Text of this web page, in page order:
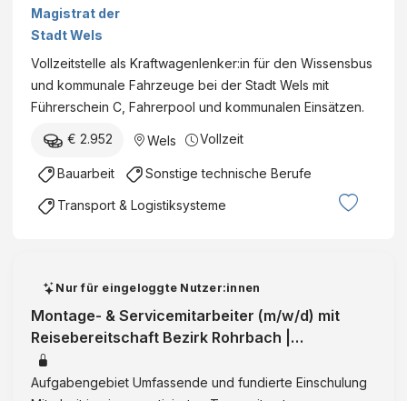
Magistrat der
Stadt Wels
Vollzeitstelle als Kraftwagenlenker:in für den Wissensbus
und kommunale Fahrzeuge bei der Stadt Wels mit
Führerschein C, Fahrerpool und kommunalen Einsätzen.
€ 2.952 Wels Vollzeit
Bauarbeit Sonstige technische Berufe
Transport & Logistiksysteme
Nur für eingeloggte Nutzer:innen
Montage- & Servicemitarbeiter (m/w/d) mit
Reisebereitschaft Bezirk Rohrbach |
Oberösterreich | Vollzeit | VermittlungID:
Aufgabengebiet Umfassende und fundierte Einschulung